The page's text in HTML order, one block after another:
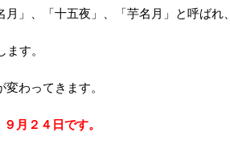
月」、「十五夜」、「芋名月」と呼ばれ、
す。
わってきます。
月２４日です。